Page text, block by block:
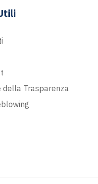
della Trasparenza